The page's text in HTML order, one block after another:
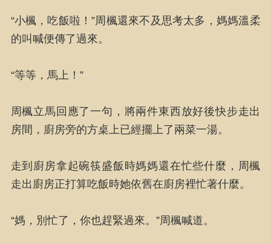
“小楓，吃飯啦！”周楓還來不及思考太多，媽媽溫柔
的叫喊便傳了過來。
“等等，馬上！”
周楓立馬回應了一句，將兩件東西放好後快步走出
房間，廚房旁的方桌上已經擺上了兩菜一湯。
走到廚房拿起碗筷盛飯時媽媽還在忙些什麼，周楓
走出廚房正打算吃飯時她依舊在廚房裡忙著什麼。
“媽，別忙了，你也趕緊過來。”周楓喊道。